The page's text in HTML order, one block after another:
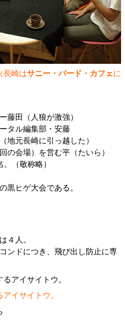
長崎はサニー・バード・カフェに
藤田（人狼が激強）
タル編集部・安藤
地元長崎に引っ越した）
の会場）を営む平（たいら）
（敬称略）
黒ヒゲ大会である。
４人。
ンドにつき、飛び出し防止に専
イサイトウ。